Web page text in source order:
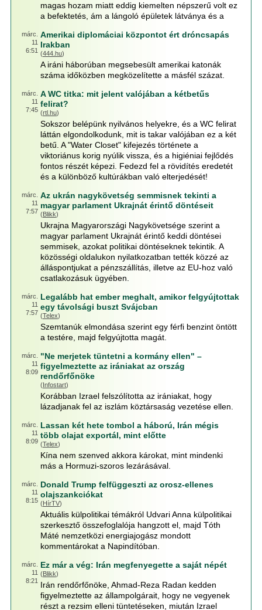
magas hozam miatt eddig kiemelten népszerű volt ez
a befektetés, ám a lángoló épületek látványa és a
márc.
11
6:51
Amerikai diplomáciai központot ért dróncsapás
Irakban
(444.hu)
A iráni háborúban megsebesült amerikai katonák
száma időközben megközelítette a másfél százat.
márc.
11
7:45
A WC titka: mit jelent valójában a kétbetűs
felirat?
(rtl.hu)
Sokszor belépünk nyilvános helyekre, és a WC felirat
láttán elgondolkodunk, mit is takar valójában ez a két
betű. A "Water Closet" kifejezés története a
viktoriánus korig nyúlik vissza, és a higiéniai fejlődés
fontos részét képezi. Fedezd fel a rövidítés eredetét
és a különböző kultúrákban való elterjedését!
márc.
11
7:57
Az ukrán nagykövetség semmisnek tekinti a
magyar parlament Ukrajnát érintő döntéseit
(Blikk)
Ukrajna Magyarországi Nagykövetsége szerint a
magyar parlament Ukrajnát érintő keddi döntései
semmisek, azokat politikai döntéseknek tekintik. A
közösségi oldalukon nyilatkozatban tették közzé az
álláspontjukat a pénzszállítás, illetve az EU-hoz való
csatlakozásuk ügyében.
márc.
11
7:57
Legalább hat ember meghalt, amikor felgyújtottak
egy távolsági buszt Svájcban
(Telex)
Szemtanúk elmondása szerint egy férfi benzint öntött
a testére, majd felgyújtotta magát.
márc.
11
8:09
"Ne merjetek tüntetni a kormány ellen" –
figyelmeztette az irániakat az ország
rendőrfőnöke
(Infostart)
Korábban Izrael felszólította az irániakat, hogy
lázadjanak fel az iszlám köztársaság vezetése ellen.
márc.
11
8:09
Lassan két hete tombol a háború, Irán mégis
több olajat exportál, mint előtte
(Telex)
Kína nem szenved akkora károkat, mint mindenki
más a Hormuzi-szoros lezárásával.
márc.
11
8:15
Donald Trump felfüggeszti az orosz-ellenes
olajszankciókat
(HírTV)
Aktuális külpolitikai témákról Udvari Anna külpolitikai
szerkesztő összefoglalója hangzott el, majd Tóth
Máté nemzetközi energiajogász mondott
kommentárokat a Napindítóban.
márc.
11
8:21
Ez már a vég: Irán megfenyegette a saját népét
(Blikk)
Irán rendőrfőnöke, Ahmad-Reza Radan kedden
figyelmeztette az állampolgárait, hogy ne vegyenek
részt a rezsim elleni tüntetéseken, miután Izrael